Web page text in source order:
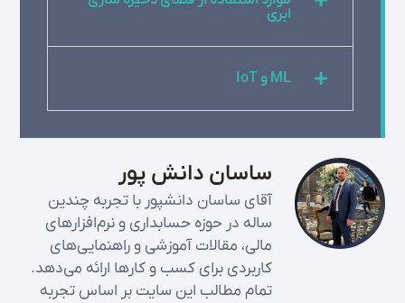
ابری
ML و IoT
ساسان دانش پور
آقای ساسان دانشپور با تجربه چندین
ساله در حوزه حسابداری و نرم‌افزارهای
مالی، مقالات آموزشی و راهنمایی‌های
کاربردی برای کسب و کارها ارائه می‌دهد.
تمام مطالب این سایت بر اساس تجربه